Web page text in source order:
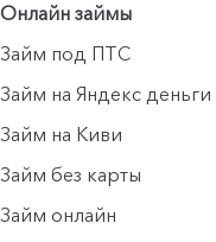
Онлайн займы
Займ под ПТС
Займ на Яндекс
Займ на Киви
Займ без карты
Займ онлайн